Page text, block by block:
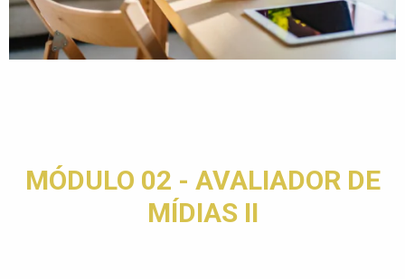
MÓDULO 02 - AVALIADOR DE
MÍDIAS II​